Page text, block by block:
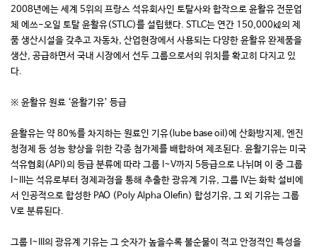
2008년에는 세계 5위의 프랑스 석유회사인 토탈사와 합작으로 윤활유 전문업
체 에쓰-오일 토탈 윤활유(STLC)를 설립했다. STLC는 연간 150,000㎘의 제
품 생산시설을 갖추고 자동차, 산업현장에서 사용되는 다양한 윤활유 완제품을
생산, 공급하면서 국내 시장에서 선두 그룹으로서의 위치를 확고히 다지고 있
다.
※ 윤활유 원료 ‘윤활기유’ 등급
윤활유는 약 80%를 차지하는 원료인 기유(lube base oil)에 산화방지제, 엔진
청정제 등 성능 향상을 위한 각종 첨가제를 배합하여 제조된다. 윤활기유는 미국
석유협회(API)의 등급 분류에 따라 그룹 I~V까지 5등급으로 나뉘며 이 중 그룹
I~III는 석유로부터 정제과정을 통해 추출한 광유계 기유, 그룹 IV는 화학 설비에
서 인공적으로 합성한 PAO (Poly Alpha Olefin) 합성기유, 그 외 기유는 그룹
V로 분류된다.
그룹 I~III의 광유계 기유는 그 숫자가 높을수록 불순물이 적고 안정적인 특성을